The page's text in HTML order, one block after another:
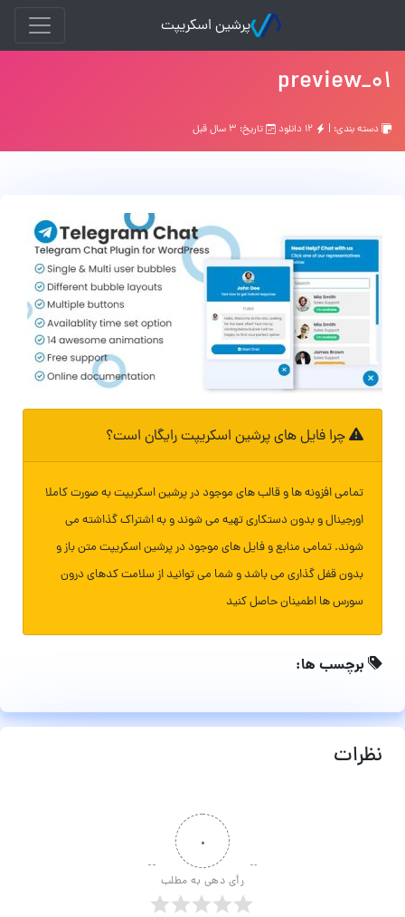
پرشین اسکریپت
01_preview
دسته بندی: | تاریخ: ۳ سال قبل
چرا فایل های پرشین اسکریپت رایگان است؟
تمامی افزونه ها و قالب های موجود در پرشین اسکریپت به صورت کاملا
اورجینال و بدون دستکاری تهیه می شوند و به اشتراک گذاشته می
شوند. تمامی منابع و فایل های موجود در پرشین اسکریپت متن باز و
بدون قفل گذاری می باشد و شما می توانید از سلامت کدهای درون
سورس ها اطمینان حاصل کنید
برچسب ها:
نظرات
۰
رأی دهی به مطلب